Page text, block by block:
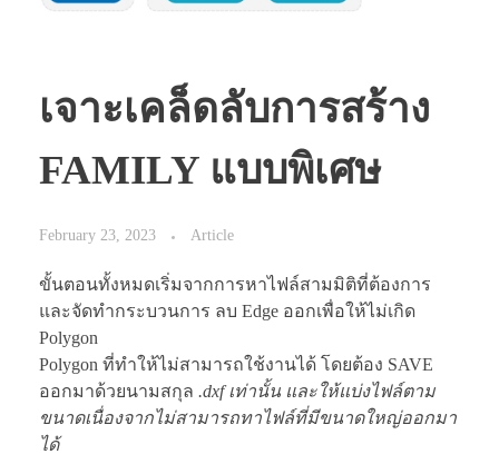
เจาะเคล็ดลับการสร้าง
FAMILY แบบพิเศษ
February 23, 2023 Article
ขั้นตอนทั้งหมดเริ่มจากการหาไฟล์สามมิติที่ต้องการ
และจัดทำกระบวนการ ลบ Edge ออกเพื่อให้ไม่เกิด
Polygon
Polygon ที่ทำให้ไม่สามารถใช้งานได้ โดยต้อง SAVE
ออกมาด้วยนามสกุล .dxf เท่านั้น และให้แบ่งไฟล์ตาม
ขนาดเนื่องจากไม่สามารถทาไฟล์ที่มีขนาดใหญ่ออกมา
ได้